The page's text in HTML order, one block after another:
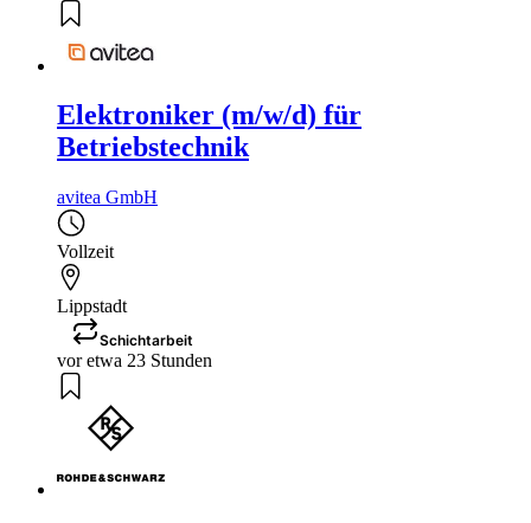
Elektroniker (m/w/d) für
Betriebstechnik
avitea GmbH
Vollzeit
Lippstadt
Schichtarbeit
vor etwa 23 Stunden